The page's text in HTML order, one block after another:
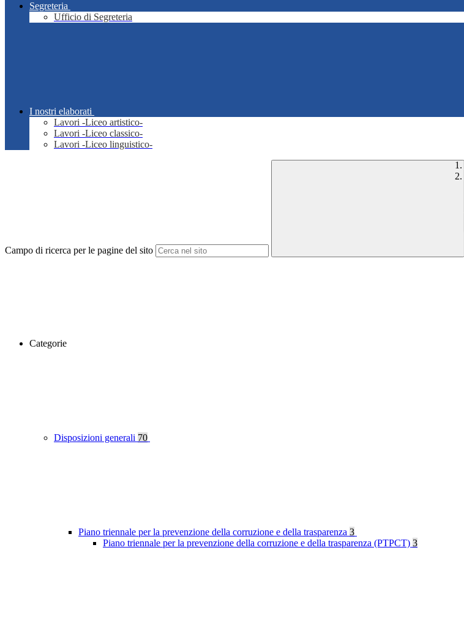
Segreteria
Ufficio di Segreteria
I nostri elaborati
Lavori -Liceo artistico-
Lavori -Liceo classico-
Lavori -Liceo linguistico-
Campo di ricerca per le pagine del sito
Categorie
Disposizioni generali 70
Piano triennale per la prevenzione della corruzione e della trasparenza 3
Piano triennale per la prevenzione della corruzione e della trasparenza (PTPCT) 3